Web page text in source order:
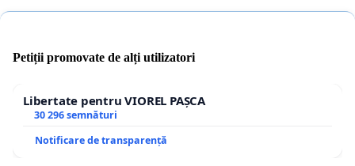
Petiții promovate de alți utilizatori
Libertate pentru VIOREL PAȘCA
30 296 semnături
Notificare de transparență